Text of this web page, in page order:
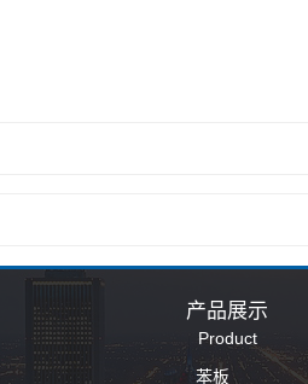
产品展示
Product
苯板